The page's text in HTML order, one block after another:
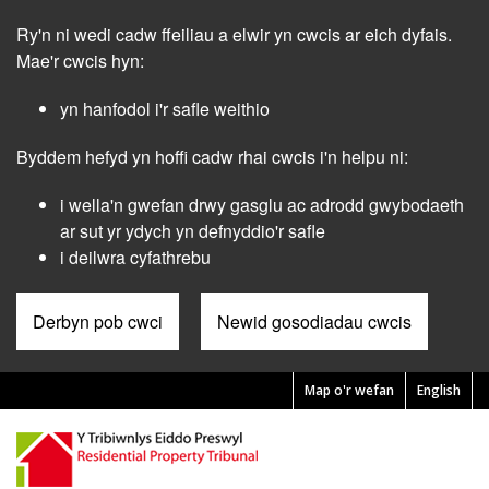
main
Ry'n ni wedi cadw ffeiliau a elwir yn cwcis ar eich dyfais.
Mae'r cwcis hyn:
yn hanfodol i'r safle weithio
Byddem hefyd yn hoffi cadw rhai cwcis i'n helpu ni:
i wella'n gwefan drwy gasglu ac adrodd gwybodaeth
ar sut yr ydych yn defnyddio'r safle
i deilwra cyfathrebu
Derbyn pob cwci Newid gosodiadau cwcis
English
Pre
Header
Menu
Map o'r wefan